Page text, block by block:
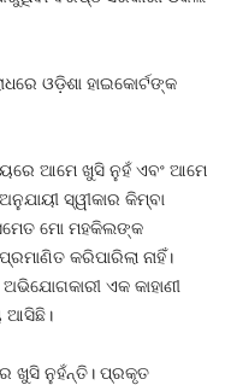
ଓଡ଼ିଶା ହାଇକୋର୍ଟଙ୍କ
ଆମେ ଖୁସି ନୁହଁ ଏବଂ ଆମେ
ସ୍ୱୀକାର କିମ୍ବା
ମୋ ମହକିଲଙ୍କ
କରିପାରିଲା ନାହିଁ।
ଏକ କାହାଣୀ
ଆସିଛି।
ଖୁସି ନୁହଁନ୍ତି। ପ୍ରକୃତ